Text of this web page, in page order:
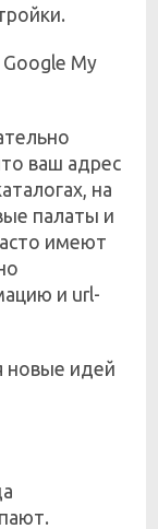
My
ваш адрес
на
палаты и
имеют
и url-
новые идей